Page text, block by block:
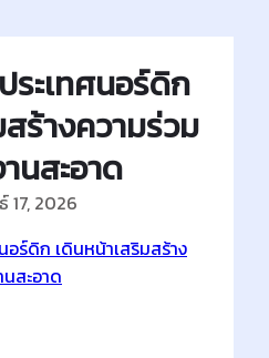
ะเทศนอร์ดิก
ร้างความร่วม
นสะอาด
17, 2026